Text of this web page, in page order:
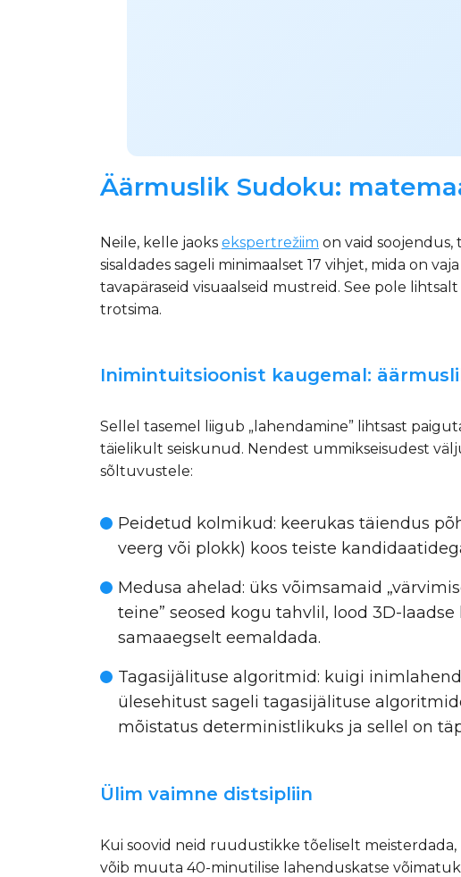
Äärmuslik Sudoku:
Neile, kelle jaoks ekspertrežiim on vaid
sisaldades sageli minimaalset 17 vihjet, mida on
tavapäraseid visuaalseid mustreid. See pole
trotsima.
Inimintuitsioonist kaugemal:
Sellel tasemel liigub „lahendamine” lihtsast
täielikult seiskunud. Nendest ummikseisudest
sõltuvustele:
Peidetud kolmikud: keerukas täiendus
veerg või plokk) koos teiste
Medusa ahelad: üks võimsamaid
teine” seosed kogu tahvlil, lood 3D-
samaaegselt eemaldada.
Tagasijälituse algoritmid: kuigi
ülesehitust sageli tagasijälituse
mõistatus deterministlikuks ja sellel on
Ülim vaimne distsipliin
Kui soovid neid ruudustikke tõeliselt
võib muuta 40-minutilise lahenduskatse